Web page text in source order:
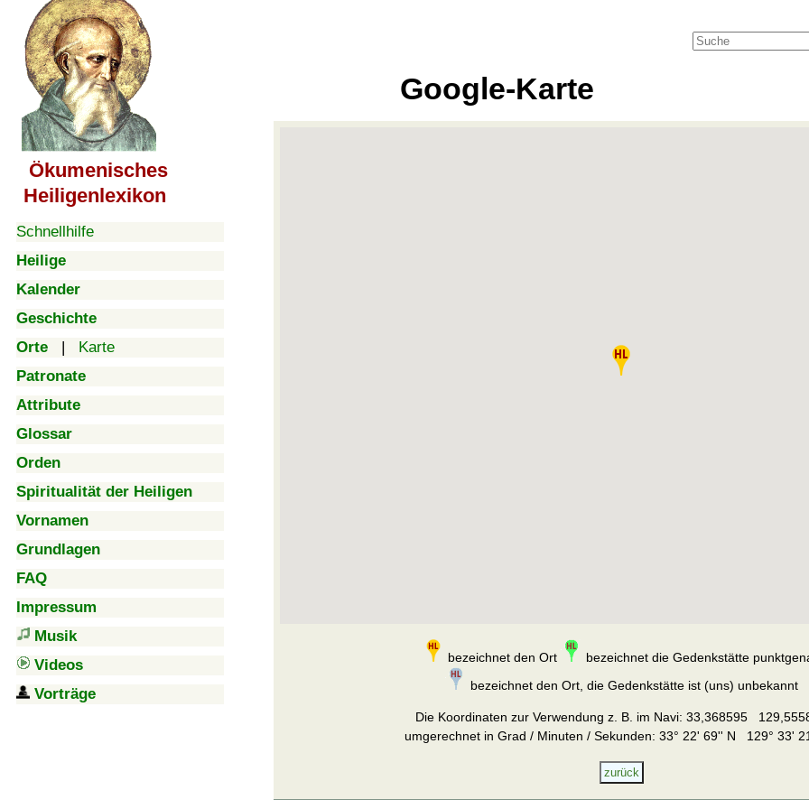
Ökumenisches
Heiligenlexikon
Schnellhilfe
Heilige
Kalender
Geschichte
Orte | Karte
Patronate
Attribute
Glossar
Orden
Spiritualität der Heiligen
Vornamen
Grundlagen
FAQ
Impressum
Musik
Videos
Vorträge
Google-Karte
bezeichnet den Ort
bezeichnet die Gedenkstätte
bezeichnet den Ort, die Gedenkstätte ist (uns) unbekannt
Die Koordinaten zur Verwendung z. B. im Navi: 33,368595
umgerechnet in Grad / Minuten / Sekunden: 33° 22' 69'' N 129° 33'